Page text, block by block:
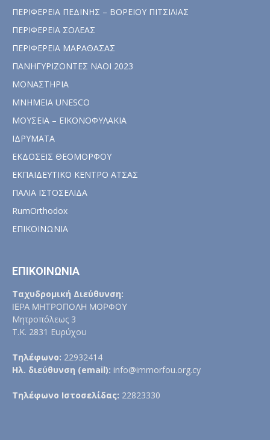
ΠΕΡΙΦΕΡΕΙΑ ΠΕΔΙΝΗΣ – ΒΟΡΕΙΟΥ ΠΙΤΣΙΛΙΑΣ
ΠΕΡΙΦΕΡΕΙΑ ΣΟΛΕΑΣ
ΠΕΡΙΦΕΡΕΙΑ ΜΑΡΑΘΑΣΑΣ
ΠΑΝΗΓΥΡΙΖΟΝΤΕΣ ΝΑΟΙ 2023
ΜΟΝΑΣΤΗΡΙΑ
ΜΝΗΜΕΙΑ UNESCO
ΜΟΥΣΕΙΑ – ΕΙΚΟΝΟΦΥΛΑΚΙΑ
ΙΔΡΥΜΑΤΑ
ΕΚΔΟΣΕΙΣ ΘΕΟΜΟΡΦΟΥ
ΕΚΠΑΙΔΕΥΤΙΚΟ ΚΕΝΤΡΟ ΑΤΣΑΣ
ΠΑΛΙΑ ΙΣΤΟΣΕΛΙΔΑ
RumOrthodox
ΕΠΙΚΟΙΝΩΝΙΑ
ΕΠΙΚΟΙΝΩΝΙΑ
Ταχυδρομική Διεύθυνση:
ΙΕΡΑ ΜΗΤΡΟΠΟΛΗ ΜΟΡΦΟΥ
Μητροπόλεως 3
Τ.Κ. 2831 Ευρύχου
Τηλέφωνο: 22932414
Ηλ. διεύθυνση (email): info@immorfou.org.cy
Τηλέφωνο Ιστοσελίδας: 22823330